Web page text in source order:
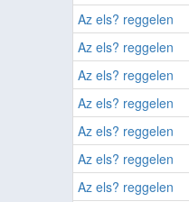
Az els? reggelen
Az els? reggelen
Az els? reggelen
Az els? reggelen
Az els? reggelen
Az els? reggelen
Az els? reggelen